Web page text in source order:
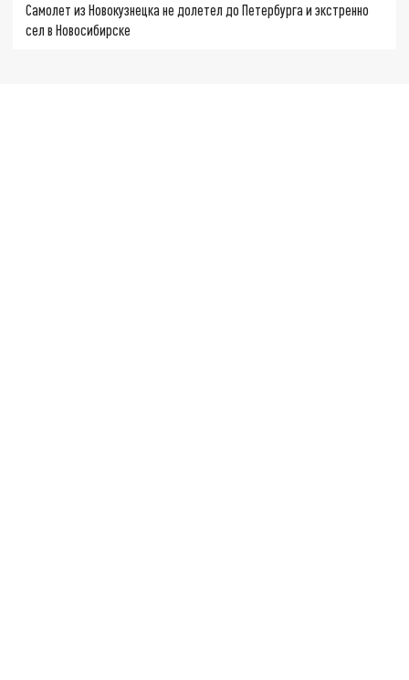
Самолет из Новокузнецка не долетел до Петербурга и экстренно
сел в Новосибирске